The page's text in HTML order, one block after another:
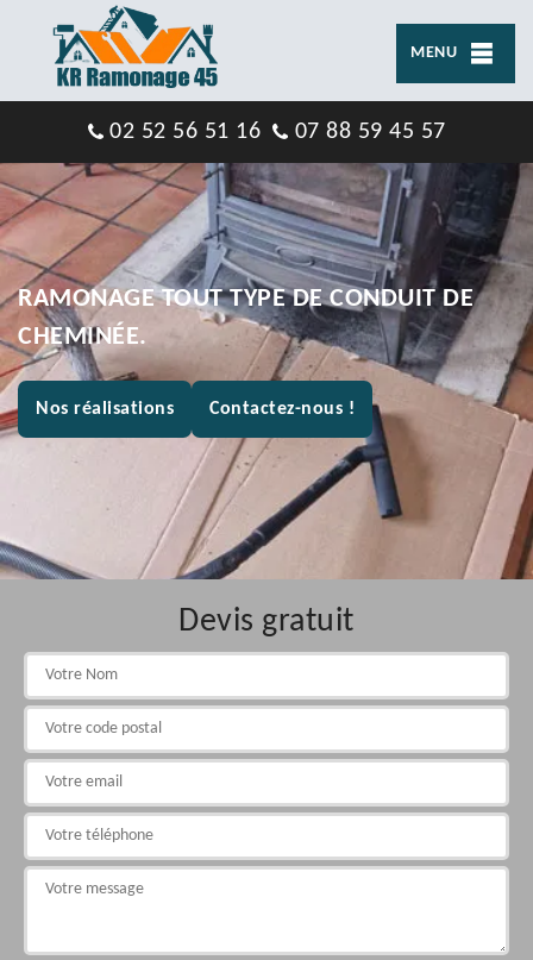
MENU
02 52 56 51 16 07 88 59 45 57
RAMONAGE TOUT TYPE DE CONDUIT DE
CHEMINÉE.
Nos réalisations Contactez-nous !
Devis gratuit